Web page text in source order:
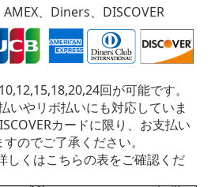
AMEX、Diners、DISCOVER
回が可能です。
いやリボ払いにも対応していま
カードに限り、お支払い
のでご了承ください。
しくはこちらの表をご確認くだ